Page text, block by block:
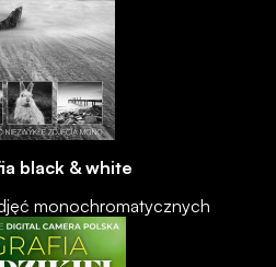
black & white
monochromatycznych